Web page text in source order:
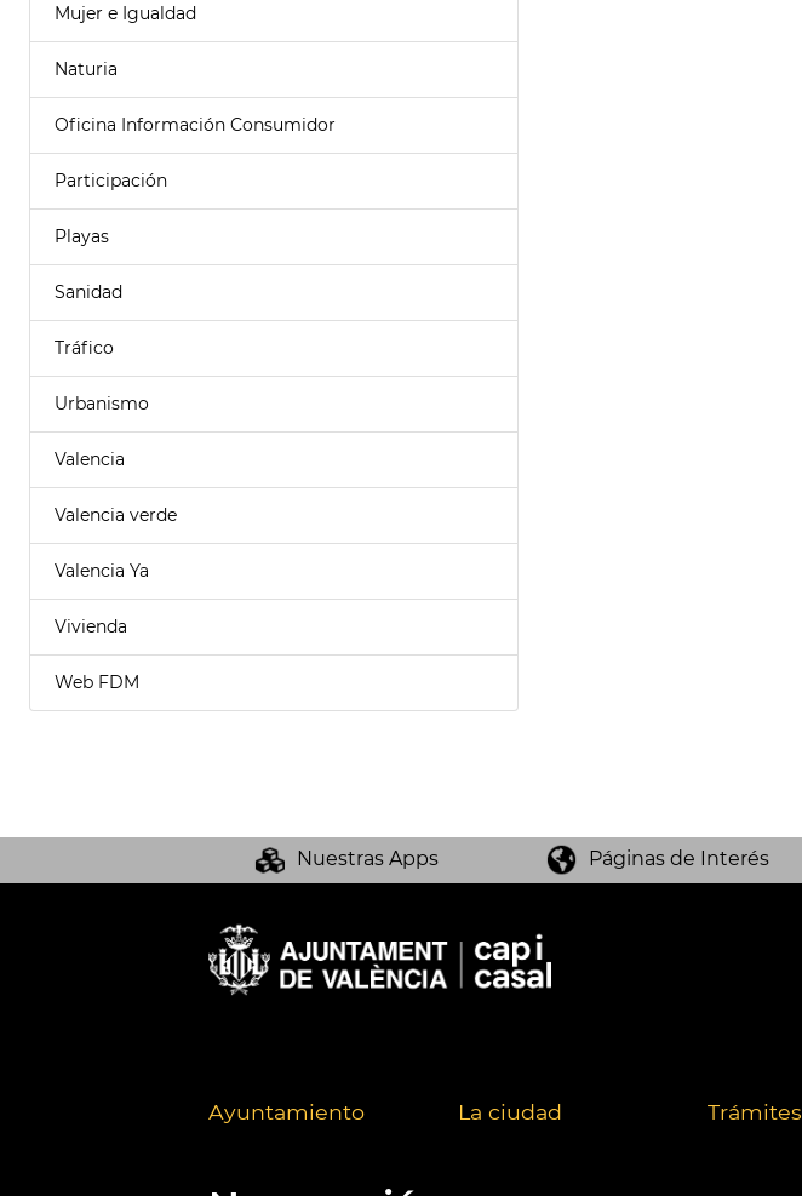
Mujer e Igualdad
Naturia
Oficina Información Consumidor
Participación
Playas
Sanidad
Tráfico
Urbanismo
Valencia
Valencia verde
Valencia Ya
Vivienda
Web FDM
Nuestras Apps Páginas de Interés
Ayuntamiento La ciudad Trámites